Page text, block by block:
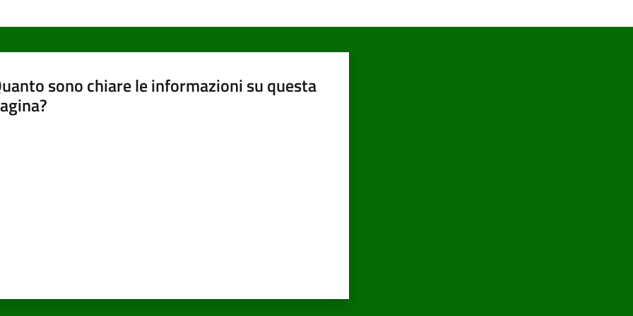
sono chiare le informazioni su questa